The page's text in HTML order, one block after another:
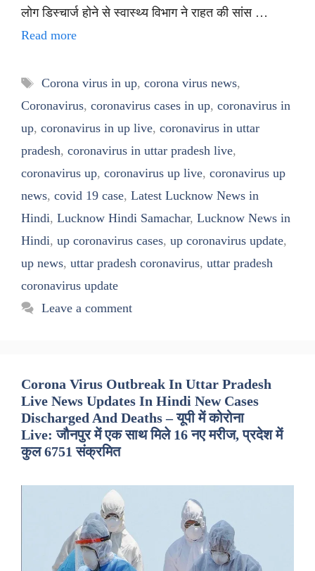
लोग डिस्चार्ज होने से स्वास्थ्य विभाग ने राहत की सांस …
Read more
Tags
Corona virus in up, corona virus news,
Coronavirus, coronavirus cases in up, coronavirus in
up, coronavirus in up live, coronavirus in uttar
pradesh, coronavirus in uttar pradesh live,
coronavirus up, coronavirus up live, coronavirus up
news, covid 19 case, Latest Lucknow News in
Hindi, Lucknow Hindi Samachar, Lucknow News in
Hindi, up coronavirus cases, up coronavirus update,
up news, uttar pradesh coronavirus, uttar pradesh
coronavirus update
Leave a comment
Corona Virus Outbreak In Uttar Pradesh
Live News Updates In Hindi New Cases
Discharged And Deaths – यूपी में कोरोना
Live: जौनपुर में एक साथ मिले 16 नए मरीज, प्रदेश में
कुल 6751 संक्रमित